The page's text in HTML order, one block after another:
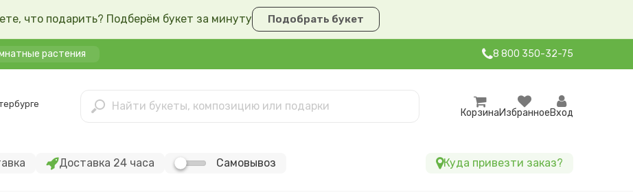
что подарить? Подберём букет за минуту Подобрать букет
растения 8 800 350-32-75
КорзинаИзбранноеВход
Доставка 24 часа Самовывоз Куда привезти заказ?